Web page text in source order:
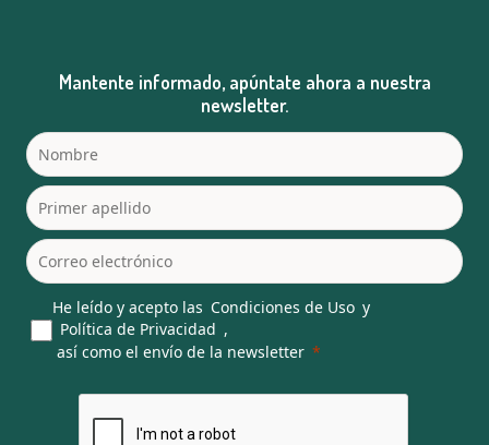
Mantente informado, apúntate ahora a nuestra
newsletter.
He leído y acepto las Condiciones de Uso y
Política de Privacidad ,
así como el envío de la newsletter